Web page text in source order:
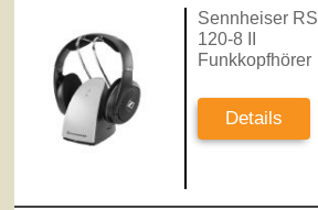
Sennheiser RS
120-8 II
Funkkopfhörer
Details